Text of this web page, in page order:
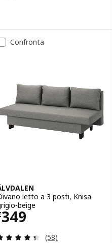
Confronta
letto a 3 posti, Knisa
beige
349 € 349
Recensione: 4.4
(58)